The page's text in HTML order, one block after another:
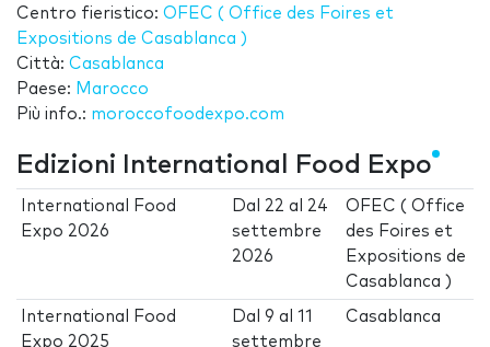
Centro fieristico: OFEC ( Office des Foires et
Expositions de Casablanca )
Città: Casablanca
Paese: Marocco
Più info.: moroccofoodexpo.com
Edizioni International Food Expo
International Food
Expo 2026
Dal 22 al 24
settembre
2026
OFEC ( Office
des Foires et
Expositions de
Casablanca )
International Food
Expo 2025
Dal9 al11
settembre
Casablanca